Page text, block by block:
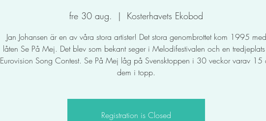
fre 30 aug.
  |
Kosterhavets Ekobod
Jan Johansen är en av våra stora artister! Det stora genombrottet kom 1995 med
låten Se På Mej. Det blev som bekant seger i Melodifestivalen och en
Eurovision Song Contest. Se På Mej låg på Svensktoppen i 30 veckor varav 15
dem i topp.
Registration is Closed